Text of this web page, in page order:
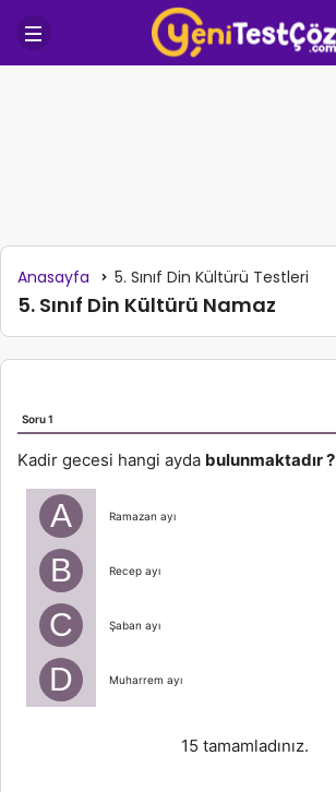
Anasayfa 5. Sınıf Din Kültürü Testleri
5. Sınıf Din Kültürü Namaz
Soru 1
Kadir gecesi hangi ayda bulunmaktadır ?
A Ramazan ayı
B Recep ayı
C Şaban ayı
D Muharrem ayı
15 tamamladınız.